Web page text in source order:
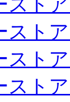
スト
スト
スト